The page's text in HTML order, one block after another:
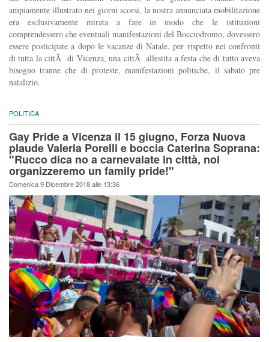
ampiamente illustrato nei giorni scorsi, la nostra annunciata mobilitazione
era esclusivamente mirata a fare in modo che le istituzioni
comprendessero che eventuali manifestazioni del Bocciodromo, dovessero
essere posticipate a dopo le vacanze di Natale, per rispetto nei confronti
di tutta la cittÃ di Vicenza, una cittÃ allestita a festa che di tutto aveva
bisogno tranne che di proteste, manifestazioni politiche, il sabato pre
natalizio.
POLITICA
Gay Pride a Vicenza il 15 giugno, Forza Nuova
plaude Valeria Porelli e boccia Caterina Soprana:
"Rucco dica no a carnevalate in città, noi
organizzeremo un family pride!"
Domenica 9 Dicembre 2018 alle 13:36